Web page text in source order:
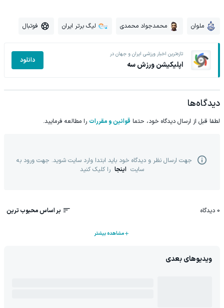
ملوان محمدجواد محمدی لیگ برتر ایران فوتبال
تازه‌ترین اخبار ورزشی ایران و جهان در
اپلیکیشن ورزش سه دانلود
دیدگاه‌ها
لطفا قبل از ارسال دیدگاه خود، حتما قوانین و مقررات را مطالعه فرمایید.
جهت ارسال نظر و دیدگاه خود باید ابتدا وارد سایت شوید. جهت ورود به
سایت اینجا را کلیک کنید
0 دیدگاه بر اساس محبوب ترین
مشاهده بیشتر
ویدیوهای بعدی